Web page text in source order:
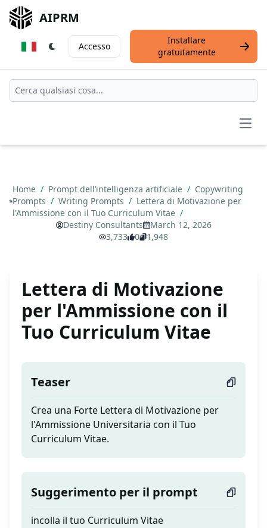
AIPRM
Accesso
Installare
gratuitamente
Home / Prompt dell’intelligenza artificiale / Copywriting
Prompts / Writing Prompts / Lettera di Motivazione per
l'Ammissione con il Tuo Curriculum Vitae /
Destiny Consultants
March 12, 2026
3,733
0 1,948
Lettera di Motivazione
per l'Ammissione con il
Tuo Curriculum Vitae
Teaser
Crea una Forte Lettera di Motivazione per
l'Ammissione Universitaria con il Tuo
Curriculum Vitae.
Suggerimento per il prompt
incolla il tuo Curriculum Vitae